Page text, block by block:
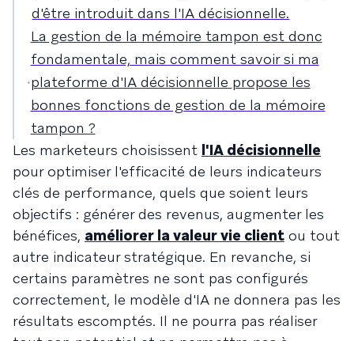
d'être introduit dans l'IA décisionnelle.
La gestion de la mémoire tampon est donc
fondamentale, mais comment savoir si ma
plateforme d'IA décisionnelle propose les
bonnes fonctions de gestion de la mémoire
tampon ?
Les marketeurs choisissent l'IA décisionnelle
pour optimiser l'efficacité de leurs indicateurs
clés de performance, quels que soient leurs
objectifs : générer des revenus, augmenter les
bénéfices, améliorer la valeur vie client ou tout
autre indicateur stratégique. En revanche, si
certains paramètres ne sont pas configurés
correctement, le modèle d'IA ne donnera pas les
résultats escomptés. Il ne pourra pas réaliser